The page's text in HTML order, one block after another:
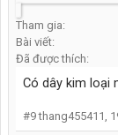
Tham gia:
Bài viết:
Đã được thích:
Có dây kim loại
#9 thang455411,